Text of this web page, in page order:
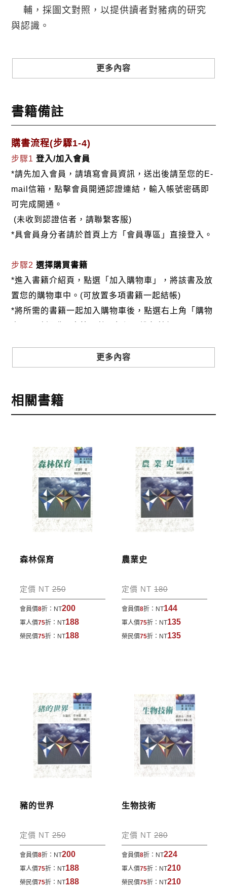
輔，採圖文對照，以提供讀者對豬病的研究
與認識。
的，有的甚至是「必定發生」
的，對於要當一位「豬病獸醫師」而言，這
否則，無法進行現場診斷，進一步建議畜主
有效的治療或防治。
◎此外，為了給所有畜牧獸醫相關的從業人員，
例如，公職獸醫師，獸藥廠、
飼料廠及養豬場的人員，讀後也會有助益，
文中的內容描述，盡量簡要，捨
棄不必要的「理論」，而強調「實況」及最
直接的「診斷方法」，有的疾
病，特別附加病例敘述，以便讀者增加印
觀察到及親自拍攝的。
◎本書是作者集四十多年豬病臨床診斷經驗的紀
實經過撰寫而成，資料極珍貴
為國內首見，讀者若能依據書中對豬病介
紹、症狀及診斷、防治、討論等步
以收對症防治之功，更適合作為
陳三多，1951年生於台北市
現職：國立中興大學獸醫病理生物學研究所教授
主要學經歷：
1979年 台灣大學獸醫研究所 碩士
1989年 嘉義農專 副教授
1990年 嘉義農專家畜醫院 主任
1995年 中興大學獸醫系 教授
2000年 中興大學獸醫病理研究所 所長
2003年 中華民國獸醫病理學會 理事長
2004年 中華民國比較病理學會 理事長
2005年 亞洲獸醫病理學會副會長
黴漿菌肺炎
巴斯德桿菌肺炎
弓蟲性肺炎
更多內容
書籍備註
購書流程(步驟1-4)
步驟1登入/加入會員
*請先加入會員，請填寫會員資訊，送出後請至您的E-
mail信箱，點擊會員開通認證連結，輸入帳號密碼即
可完成開通。
(未收到認證信者，請聯繫客服)
*具會員身分者請於首頁上方「會員專區」直接登入。
步驟2選擇購買書籍
*進入書籍介紹頁，點選「加入購物車」，將該書及放
置您的購物車中。(可放置多項書籍一起結帳)
*將所需的書籍一起加入購物車後，點選右上角「購物
2.銀行轉帳:選擇銀行轉帳時，請填寫您的銀行帳號後
五碼，並於三日內完成匯款，以利核銷作業。
劃撥單，匯款者大名請填寫跟訂購者大名一致，以利
核銷作業。
步驟4 完成訂購
訂購完成後，可至會員專區查詢「我的訂單」，查詢
訂單處理的狀態。
運費說明:
包裹運送，一律免運費；899元以下須自付80元運
費。外文書籍將由專人估價
，訂購後48小時內回覆運
寄送說明:
付款完成後，本公司將於七日內以郵寄方式寄送到您
所指定的地點。
更多內容
相關書籍
森林保育
定價 NT250
會員價8折： NT200
軍人價75折： NT188
榮民價75折： NT188
農業史
定價 NT180
會員價8折： NT144
軍人價75折： NT135
榮民價75折： NT135
豬的世界
定價 NT250
會員價8折： NT200
軍人價75折： NT188
榮民價75折： NT188
生物技術
定價 NT280
會員價8折： NT224
軍人價75折： NT210
榮民價75折： NT210